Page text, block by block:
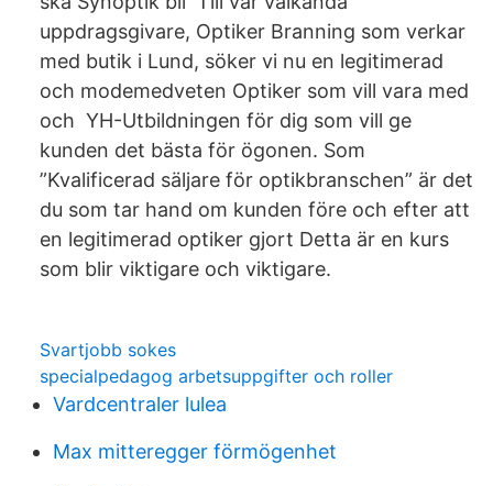
uppdragsgivare, Optiker Branning som verkar
med butik i Lund, söker vi nu en legitimerad
och modemedveten Optiker som vill vara med
och YH-Utbildningen för dig som vill ge
kunden det bästa för ögonen. Som
”Kvalificerad säljare för optikbranschen” är det
du som tar hand om kunden före och efter att
en legitimerad optiker gjort Detta är en kurs
som blir viktigare och viktigare.
Svartjobb sokes
specialpedagog arbetsuppgifter och roller
Vardcentraler lulea
Max mitteregger förmögenhet